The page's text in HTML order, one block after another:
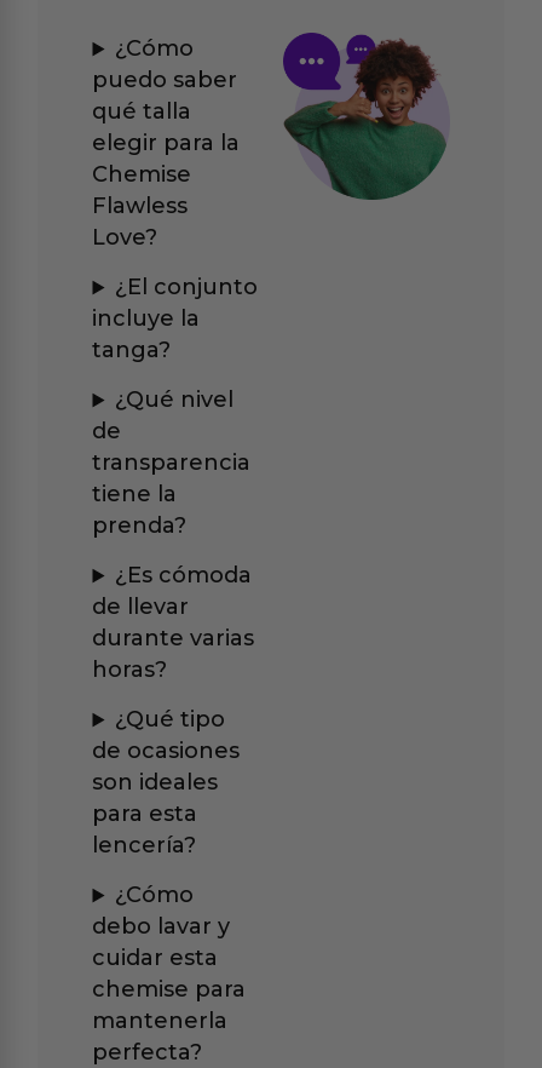
¿Cómo
puedo saber
qué talla
elegir para la
Chemise
Flawless
Love?
¿El conjunto
incluye la
tanga?
¿Qué nivel
de
transparencia
tiene la
prenda?
¿Es cómoda
de llevar
durante varias
horas?
¿Qué tipo
de ocasiones
son ideales
para esta
lencería?
¿Cómo
debo lavar y
cuidar esta
chemise para
mantenerla
perfecta?